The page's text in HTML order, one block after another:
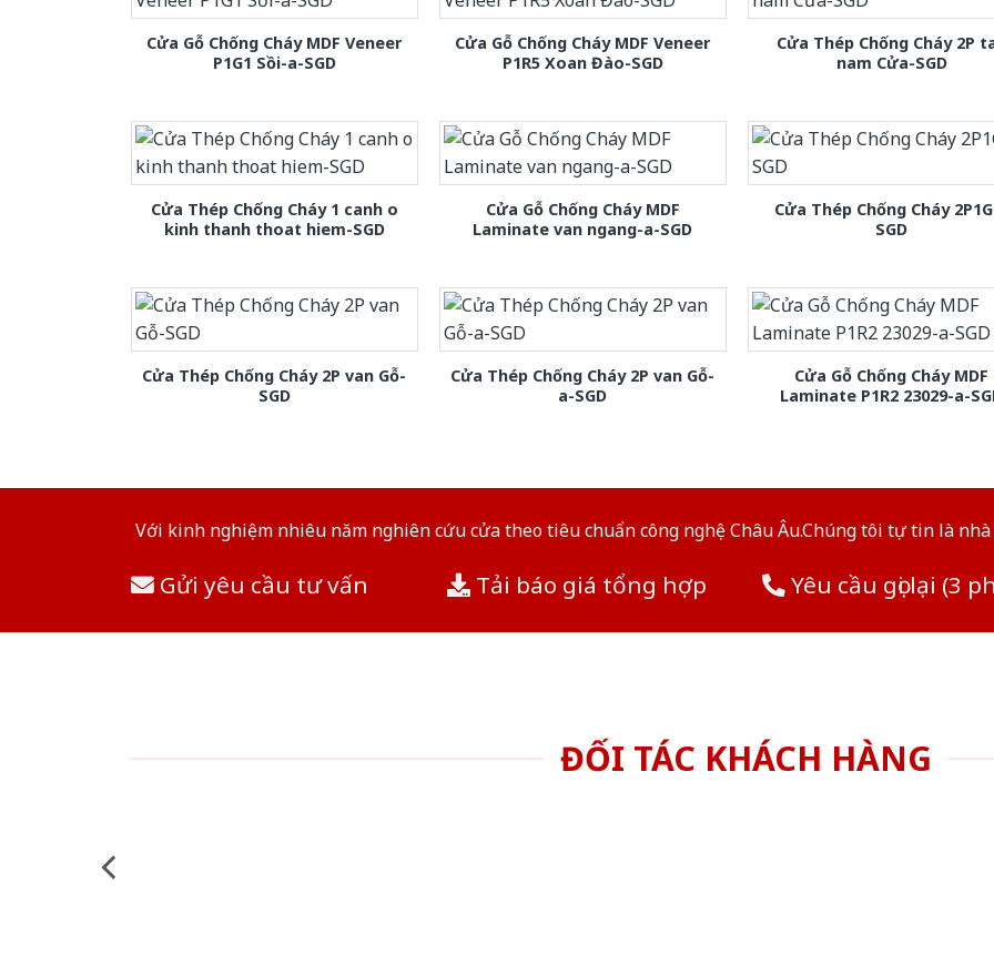
Cửa Gỗ Chống Cháy MDF Veneer
P1G1 Sồi-a-SGD
Cửa Gỗ Chống Cháy MDF Veneer
P1R5 Xoan Đào-SGD
Cửa Thép Chống Cháy 2P
nam Cửa-SGD
Cửa Thép Chống Cháy 1 canh o
kinh thanh thoat hiem-SGD
Cửa Gỗ Chống Cháy MDF
Laminate van ngang-a-SGD
Cửa Thép Chống Cháy
SGD
Cửa Thép Chống Cháy 2P van Gỗ-
SGD
Cửa Thép Chống Cháy 2P van Gỗ-
a-SGD
Cửa Gỗ Chống Cháy MDF
Laminate P1R2 23029-a-
Với kinh nghiệm nhiêu năm nghiên cứu cửa theo tiêu chuẩn công nghệ Châu Âu.Chúng tôi tự tin là
Gửi yêu cầu tư vấn Tải báo giá tổng hợp Yêu cầu gọi lại (3
ĐỐI TÁC KHÁCH HÀNG